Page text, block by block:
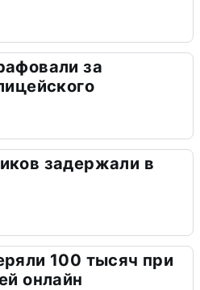
за
задержали в
100 тысяч при
онлайн